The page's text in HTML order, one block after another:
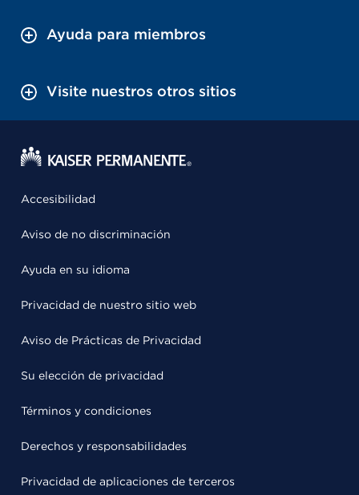
Ayuda para miembros
Visite nuestros otros sitios
Accesibilidad
Aviso de no discriminación
Ayuda en su idioma
Privacidad de nuestro sitio web
Aviso de Prácticas de Privacidad
Su elección de privacidad
Términos y condiciones
Derechos y responsabilidades
Privacidad de aplicaciones de terceros